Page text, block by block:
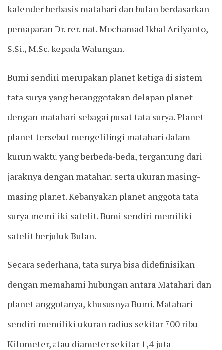
kalender berbasis matahari dan bulan berdasarkan
pemaparan Dr. rer. nat. Mochamad Ikbal Arifyanto,
S.Si., M.Sc. kepada Walungan.
Bumi sendiri merupakan planet ketiga di sistem
tata surya yang beranggotakan delapan planet
dengan matahari sebagai pusat tata surya. Planet-
planet tersebut mengelilingi matahari dalam
kurun waktu yang berbeda-beda, tergantung dari
jaraknya dengan matahari serta ukuran masing-
masing planet. Kebanyakan planet anggota tata
surya memiliki satelit. Bumi sendiri memiliki
satelit berjuluk Bulan.
Secara sederhana, tata surya bisa didefinisikan
dengan memahami hubungan antara Matahari dan
planet anggotanya, khususnya Bumi. Matahari
sendiri memiliki ukuran radius sekitar 700 ribu
Kilometer, atau diameter sekitar 1,4 juta